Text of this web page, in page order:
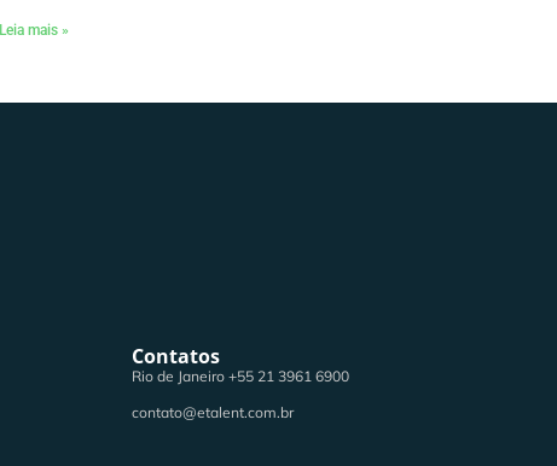
Leia mais »
Contatos
Rio de Janeiro +55 21 3961 6900
contato@etalent.com.br